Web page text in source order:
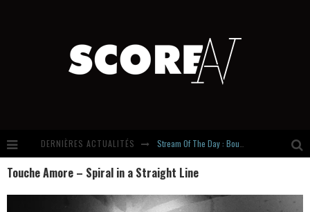
DERNIÈRES ACTUALITÉS
Hardcore, Actually. Meet Cút Lộn
Touche Amore – Spiral in a Straight Line